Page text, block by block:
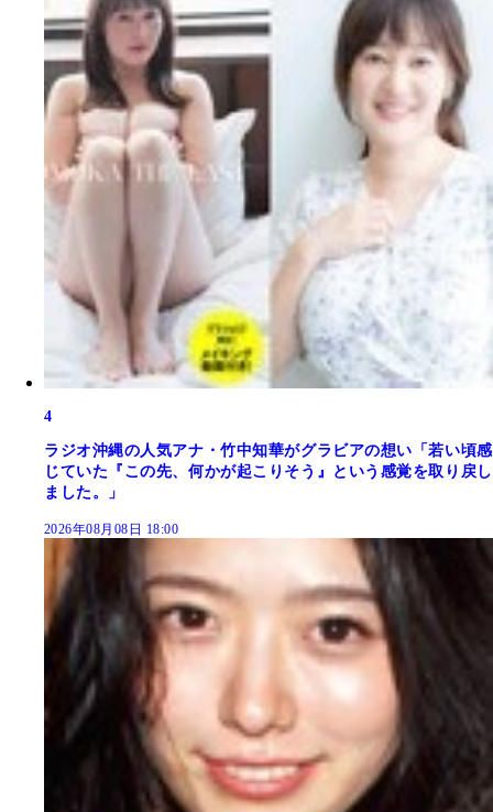
4
ラジオ沖縄の人気アナ・竹中知華がグラビアの想い「若い頃感
じていた『この先、何かが起こりそう』という感覚を取り戻し
ました。」
2026年08月08日 18:00